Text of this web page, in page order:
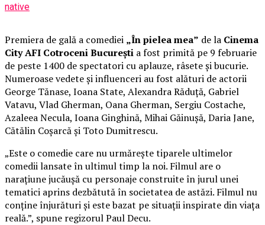
native
Premiera de gală a comediei „În pielea mea” de la Cinema
City AFI Cotroceni București a fost primită pe 9 februarie
de peste 1400 de spectatori cu aplauze, râsete și bucurie.
Numeroase vedete și influenceri au fost alături de actorii
George Tănase, Ioana State, Alexandra Răduță, Gabriel
Vatavu, Vlad Gherman, Oana Gherman, Sergiu Costache,
Azaleea Necula, Ioana Ginghină, Mihai Găinușă, Daria Jane,
Cătălin Coșarcă și Toto Dumitrescu.
„Este o comedie care nu urmărește tiparele ultimelor
comedii lansate în ultimul timp la noi. Filmul are o
narațiune jucăușă cu personaje construite în jurul unei
tematici aprins dezbătută în societatea de astăzi. Filmul nu
conține înjurături și este bazat pe situații inspirate din viața
reală.”, spune regizorul Paul Decu.